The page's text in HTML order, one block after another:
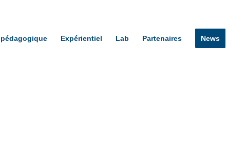
Expérientiel Lab Partenaires News